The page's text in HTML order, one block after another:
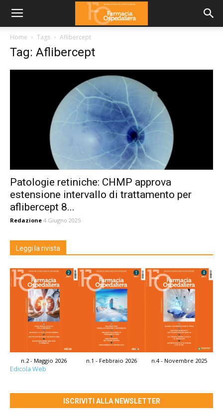
Home Tags Aflibercept
Tag: Aflibercept
Patologie retiniche: CHMP approva
estensione intervallo di trattamento per
aflibercept 8...
Redazione 4 Giugno 2025
Leggi la rivista
n.2 - Maggio 2026 n.1 - Febbraio 2026 n.4 - Novembre 2025
Edicola Web
ISCRIVITI ALLA NEWSLETTER